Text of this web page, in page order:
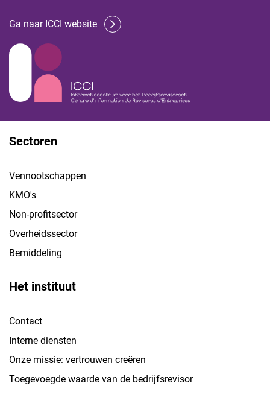
Ga naar ICCI website
Sectoren
Vennootschappen
KMO's
Non-profitsector
Overheidssector
Bemiddeling
Het instituut
Contact
Interne diensten
Onze missie: vertrouwen creëren
Toegevoegde waarde van de bedrijfsrevisor